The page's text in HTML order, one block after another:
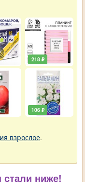
218 ₽
106 ₽
взрослое.
ниже!